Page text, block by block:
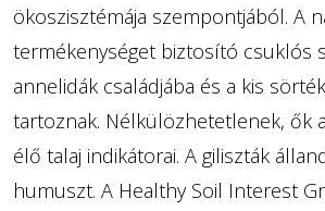
ökoszisztémája szempontjából. A
termékenységet biztosító csuklós
annelidák családjába és a kis
tartoznak. Nélkülözhetetlenek, ők
élő talaj indikátorai. A giliszták
humuszt. A Healthy Soil Interest